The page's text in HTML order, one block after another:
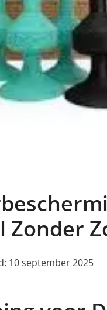
Zonder
10 september 2025